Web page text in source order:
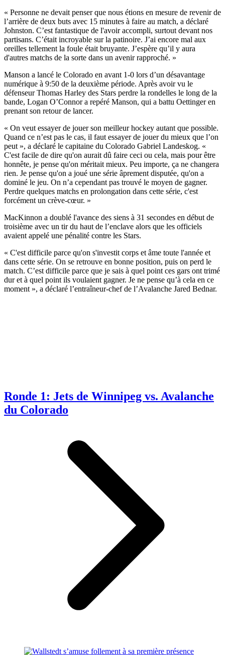
« Personne ne devait penser que nous étions en mesure de revenir de
l’arrière de deux buts avec 15 minutes à faire au match, a déclaré
Johnston. C’est fantastique de l'avoir accompli, surtout devant nos
partisans. C’était incroyable sur la patinoire. J’ai encore mal aux
oreilles tellement la foule était bruyante. J’espère qu’il y aura
d'autres matchs de la sorte dans un avenir rapproché. »
Manson a lancé le Colorado en avant 1-0 lors d’un désavantage
numérique à 9:50 de la deuxième période. Après avoir vu le
défenseur Thomas Harley des Stars perdre la rondelles le long de la
bande, Logan O’Connor a repéré Manson, qui a battu Oettinger en
prenant son retour de lancer.
« On veut essayer de jouer son meilleur hockey autant que possible.
Quand ce n’est pas le cas, il faut essayer de jouer du mieux que l’on
peut », a déclaré le capitaine du Colorado Gabriel Landeskog. «
C'est facile de dire qu'on aurait dû faire ceci ou cela, mais pour être
honnête, je pense qu'on méritait mieux. Peu importe, ça ne changera
rien. Je pense qu'on a joué une série âprement disputée, qu'on a
dominé le jeu. On n’a cependant pas trouvé le moyen de gagner.
Perdre quelques matchs en prolongation dans cette série, c'est
forcément un crève-cœur. »
MacKinnon a doublé l'avance des siens à 31 secondes en début de
troisième avec un tir du haut de l’enclave alors que les officiels
avaient appelé une pénalité contre les Stars.
« C'est difficile parce qu'on s'investit corps et âme toute l'année et
dans cette série. On se retrouve en bonne position, puis on perd le
match. C’est difficile parce que je sais à quel point ces gars ont trimé
dur et à quel point ils voulaient gagner. Je ne pense qu’à cela en ce
moment », a déclaré l’entraîneur-chef de l’Avalanche Jared Bednar.
Ronde 1: Jets de Winnipeg vs. Avalanche
du Colorado